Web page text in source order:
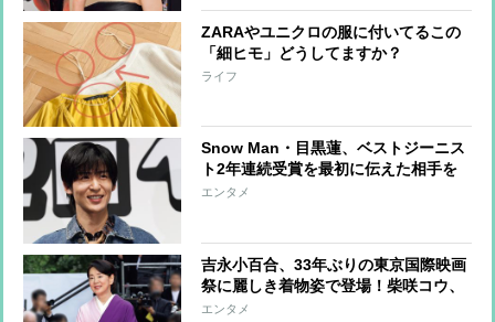
ZARAやユニクロの服に付いてるこの
「細ヒモ」どうしてますか？
ライフ
Snow Man・目黒蓮、ベストジーニス
ト2年連続受賞を最初に伝えた相手を
告白「喜んでくれていました」
エンタメ
吉永小百合、33年ぶりの東京国際映画
祭に麗しき着物姿で登場！柴咲コウ、
満島ひかり、川口春奈らはハートポー
エンタメ